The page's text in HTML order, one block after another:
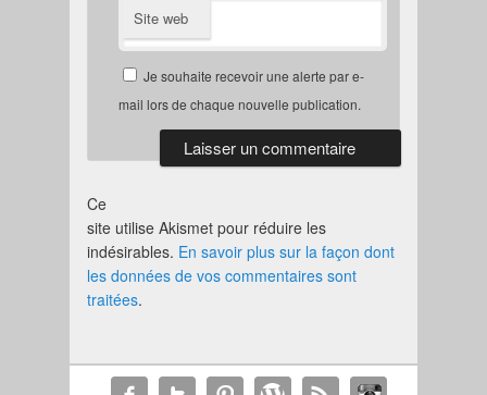
Site web
Je souhaite recevoir une alerte par e-
mail lors de chaque nouvelle publication.
Ce
site utilise Akismet pour réduire les
indésirables. En savoir plus sur la façon dont
les données de vos commentaires sont
traitées.